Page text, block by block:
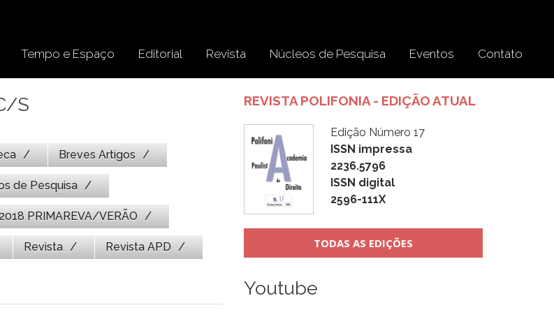
Tempo e Espaço Editorial Revista Núcleos de Pesquisa Eventos Contato
S
Breves Artigos
de Pesquisa
PRIMAREVA/VERÃO
Revista Revista APD
REVISTA POLIFONIA - EDIÇÃO ATUAL
Edição Número 17
ISSN impressa
2236.5796
ISSN digital
2596-111X
TODAS AS EDIÇÕES
Youtube